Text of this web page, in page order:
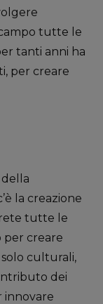
tutte le
tanti anni ha
per creare
la creazione
tutte le
per creare
culturali,
dei
innovare